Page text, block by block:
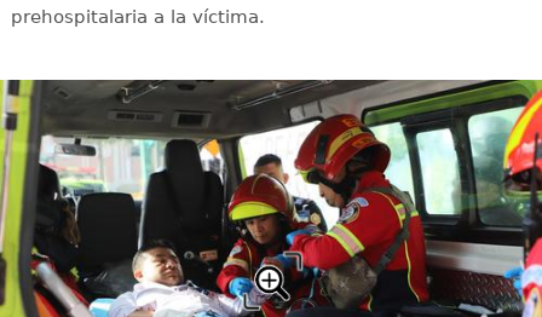
prehospitalaria a la víctima.